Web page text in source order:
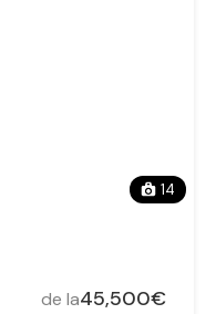
14
de la45,500€